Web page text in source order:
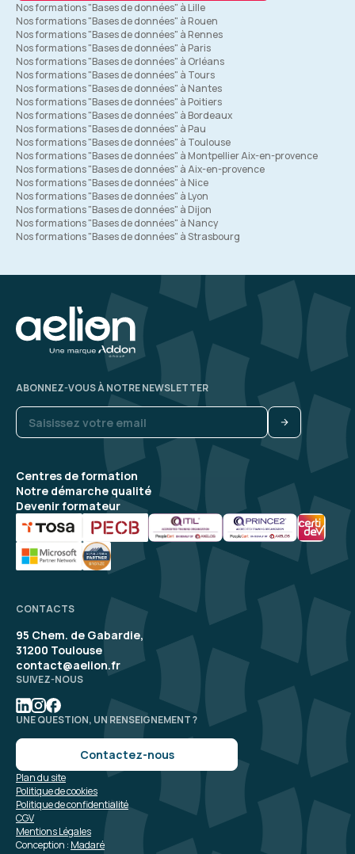
Nos formations "Bases de données" à Lille
Nos formations "Bases de données" à Rouen
Nos formations "Bases de données" à Rennes
Nos formations "Bases de données" à Paris
Nos formations "Bases de données" à Orléans
Nos formations "Bases de données" à Tours
Nos formations "Bases de données" à Nantes
Nos formations "Bases de données" à Poitiers
Nos formations "Bases de données" à Bordeaux
Nos formations "Bases de données" à Pau
Nos formations "Bases de données" à Toulouse
Nos formations "Bases de données" à Montpellier Aix-en-provence
Nos formations "Bases de données" à Aix-en-provence
Nos formations "Bases de données" à Nice
Nos formations "Bases de données" à Lyon
Nos formations "Bases de données" à Dijon
Nos formations "Bases de données" à Nancy
Nos formations "Bases de données" à Strasbourg
Centres de formation
Notre démarche qualité
Devenir formateur
ABONNEZ-VOUS À NOTRE NEWSLETTER
CONTACTS
95 Chem. de Gabardie,
31200 Toulouse
contact@aelion.fr
SUIVEZ-NOUS
UNE QUESTION, UN RENSEIGNEMENT ?
Contactez-nous
Conception : Madaré
Mentions Légales
CGV
Politique de confidentialité
Politique de cookies
Plan du site